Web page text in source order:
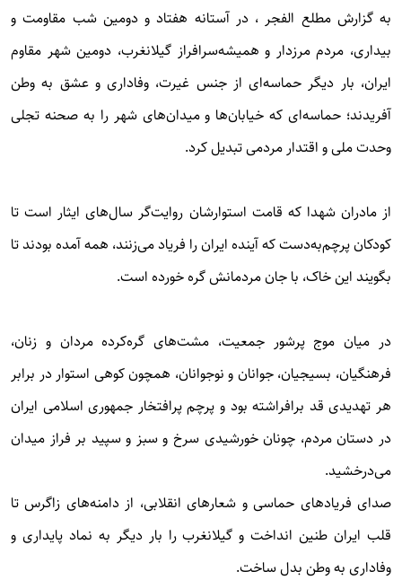
به گزارشمطلع الفجر ، در آستانه هفتاد و دومین شب مقاومت و
بیداری، مردم مرزدار و همیشه‌سرافراز گیلانغرب، دومین شهر مقاوم
ایران، بار دیگر حماسه‌ای از جنس غیرت، وفاداری و عشق به وطن
آفریدند؛ حماسه‌ای که خیابان‌ها و میدان‌های شهر را به صحنه تجلی
وحدت ملی و اقتدار مردمی تبدیل کرد.
از مادران شهدا که قامت استوارشان روایت‌گر سال‌های ایثار است تا
کودکان پرچم‌به‌دست که آینده ایران را فریاد می‌زنند، همه آمده بودند تا
بگویند این خاک، با جان مردمانش گره خورده است.
در میان موج پرشور جمعیت، مشت‌های گره‌کرده مردان و زنان،
فرهنگیان، بسیجیان، جوانان و نوجوانان، همچون کوهی استوار در برابر
هر تهدیدی قد برافراشته بود و پرچم پرافتخار جمهوری اسلامی ایران
در دستان مردم، چونان خورشیدی سرخ و سبز و سپید بر فراز میدان
می‌درخشید.
صدای فریادهای حماسی و شعارهای انقلابی، از دامنه‌های زاگرس تا
قلب ایران طنین انداخت و گیلانغرب را بار دیگر به نماد پایداری و
وفاداری به وطن بدل ساخت.